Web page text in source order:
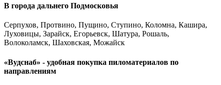
В города дальнего Подмосковья
Серпухов, Протвино, Пущино, Ступино, Коломна, Кашира,
Луховицы, Зарайск, Егорьевск, Шатура, Рошаль,
Волоколамск, Шаховская, Можайск
«Вудснаб» - удобная покупка пиломатериалов по
направлениям